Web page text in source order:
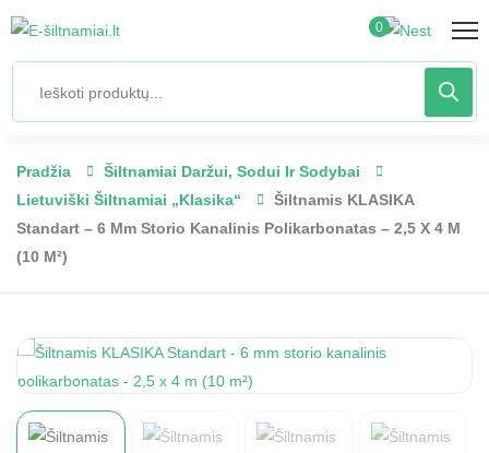
0
Pradžia
Šiltnamiai Daržui, Sodui Ir Sodybai
Lietuviški Šiltnamiai „Klasika“
Šiltnamis KLASIKA
Standart – 6 Mm Storio Kanalinis Polikarbonatas – 2,5 X 4 M
(10 M²)